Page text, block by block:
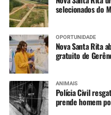
selecionados do
OPORTUNIDADE
Nova Santa Rita
gratuito de
ANIMAIS
Polícia Civil
prende homem